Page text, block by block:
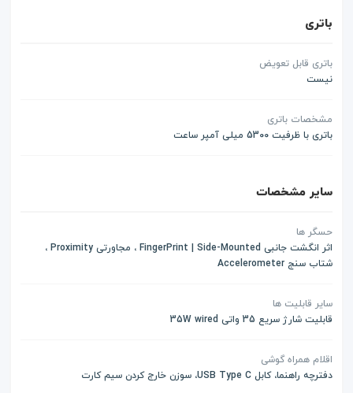
باتری
باتری قابل تعویض
نیست
مشخصات باتری
باتری با ظرفیت 5300 میلی آمپر ساعت
سایر مشخصات
حسگر ها
اثر انگشت جانبی FingerPrint | Side-Mounted ، مجاورتی Proximity ،
شتاب سنج Accelerometer
سایر قابلیت ها
قابلیت شارژ سریع 35 واتی 35W wired
اقلام همراه گوشی
دفترچه راهنما، کابل USB Type C، سوزن خارج کردن سیم کارت